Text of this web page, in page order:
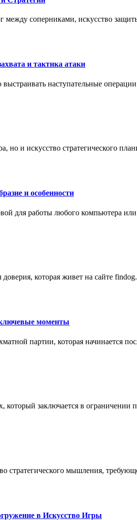
соперниками, искусство
и тактика атаки
наступательные
но и искусство стратегического
и особенности
для работы любого компьютера или
которая живет на сайте
моменты
партии, которая начинается
который заключается в
стратегического мышления,
в Искусство Игры